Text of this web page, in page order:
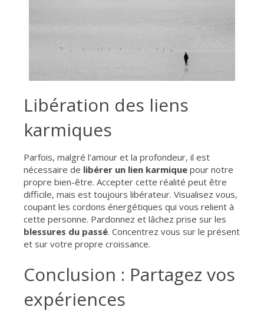
Libération des liens
karmiques
Parfois, malgré l'amour et la profondeur, il est
nécessaire de libérer un lien karmique pour notre
propre bien-être. Accepter cette réalité peut être
difficile, mais est toujours libérateur. Visualisez vous,
coupant les cordons énergétiques qui vous relient à
cette personne. Pardonnez et lâchez prise sur les
blessures du passé. Concentrez vous sur le présent
et sur votre propre croissance.
Conclusion : Partagez vos
expériences